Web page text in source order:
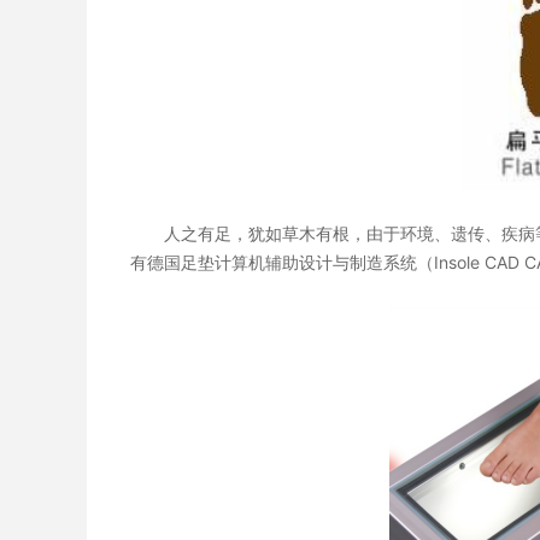
人之有足，犹如草木有根，由于环境、遗传、疾病
有德国足垫计算机辅助设计与制造系统（Insole CAD